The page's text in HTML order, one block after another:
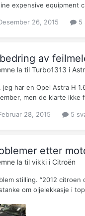
expensive equipment
26, 2015 5
av
la til Turbo1313 i
jeg har en Opel Astra H
men de klarte ikke
28, 2015 5
etter
la til vikki i Citroën
stilling. “2012
om oljelekkasje i